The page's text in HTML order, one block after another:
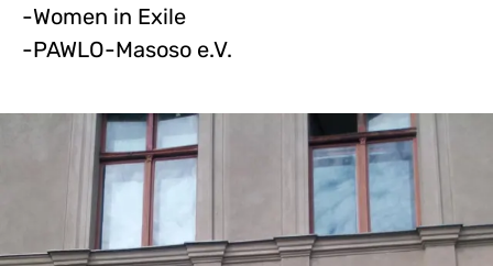
-Women in Exile
-PAWLO-Masoso e.V.